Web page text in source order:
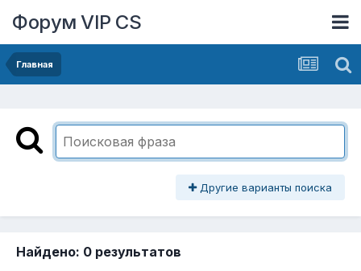
Форум VIP CS
Главная
Другие варианты поиска
Найдено: 0 результатов